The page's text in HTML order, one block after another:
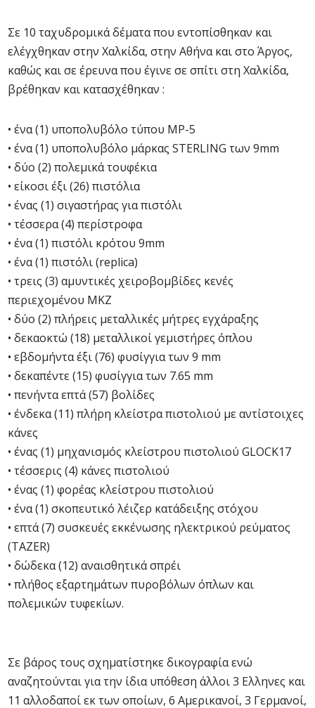
Σε 10 ταχυδρομικά δέματα που εντοπίσθηκαν και
ελέγχθηκαν στην Χαλκίδα, στην Αθήνα και στο Άργος,
καθώς και σε έρευνα που έγινε σε σπίτι στη Χαλκίδα,
βρέθηκαν και κατασχέθηκαν :
• ένα (1) υποπολυβόλο τύπου MP-5
• ένα (1) υποπολυβόλο μάρκας STERLING των 9mm
• δύο (2) πολεμικά τουφέκια
• είκοσι έξι (26) πιστόλια
• ένας (1) σιγαστήρας για πιστόλι
• τέσσερα (4) περίστροφα
• ένα (1) πιστόλι κρότου 9mm
• ένα (1) πιστόλι (replica)
• τρεις (3) αμυντικές χειροβομβίδες κενές
περιεχομένου MKZ
• δύο (2) πλήρεις μεταλλικές μήτρες εγχάραξης
• δεκαοκτώ (18) μεταλλικοί γεμιστήρες όπλου
• εβδομήντα έξι (76) φυσίγγια των 9 mm
• δεκαπέντε (15) φυσίγγια των 7.65 mm
• πενήντα επτά (57) βολίδες
• ένδεκα (11) πλήρη κλείστρα πιστολιού με αντίστοιχες
κάνες
• ένας (1) μηχανισμός κλείστρου πιστολιού GLOCK17
• τέσσερις (4) κάνες πιστολιού
• ένας (1) φορέας κλείστρου πιστολιού
• ένα (1) σκοπευτικό λέιζερ κατάδειξης στόχου
• επτά (7) συσκευές εκκένωσης ηλεκτρικού ρεύματος
(TAZER)
• δώδεκα (12) αναισθητικά σπρέι
• πλήθος εξαρτημάτων πυροβόλων όπλων και
πολεμικών τυφεκίων.
Σε βάρος τους σχηματίστηκε δικογραφία ενώ
αναζητούνται για την ίδια υπόθεση άλλοι 3 Ελληνες και
11 αλλοδαποί εκ των οποίων, 6 Αμερικανοί, 3 Γερμανοί,